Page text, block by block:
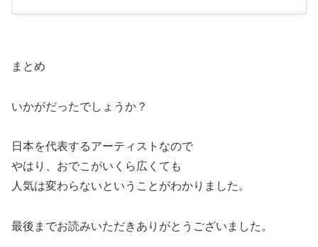
まとめ
いかがだったでしょうか？
日本を代表するアーティストなので
やはり、おでこがいくら広くても
人気は変わらないということがわかりました。
最後までお読みいただきありがとうございました。